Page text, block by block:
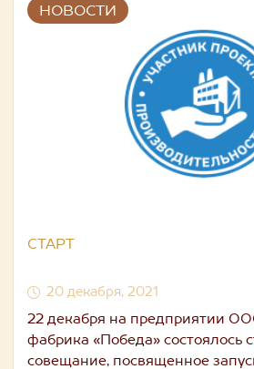
НОВОСТИ
СТАРТ
20 декабря, 2021
22 декабря на предприятии
фабрика «Победа» состоялось
совещание, посвященное